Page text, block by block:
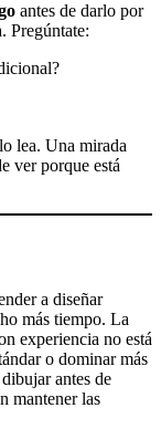
antes de darlo por
Pregúntate:
lea. Una mirada
ver porque está
a diseñar
más tiempo. La
experiencia no está
o dominar más
antes de
mantener las